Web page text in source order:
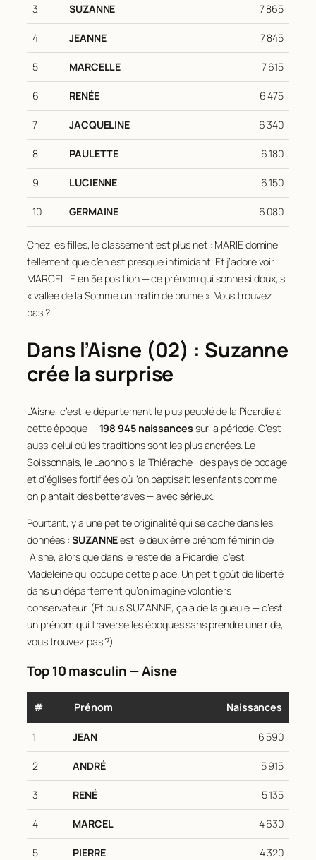
3 SUZANNE 7 865
4 JEANNE 7 845
5 MARCELLE 7 615
6 RENÉE 6 475
7 JACQUELINE 6 340
8 PAULETTE 6 180
9 LUCIENNE 6 150
10 GERMAINE 6 080
Chez les filles, le classement est plus net : MARIE domine
tellement que c’en est presque intimidant. Et j’adore voir
MARCELLE en 5e position — ce prénom qui sonne si doux, si
« vallée de la Somme un matin de brume ». Vous trouvez
pas ?
Dans l’Aisne (02) : Suzanne
crée la surprise
L’Aisne, c’est le département le plus peuplé de la Picardie à
cette époque —198 945 naissances sur la période. C’est
aussi celui où les traditions sont les plus ancrées. Le
Soissonnais, le Laonnois, la Thiérache : des pays de bocage
et d’églises fortifiées où l’on baptisait les enfants comme
on plantait des betteraves — avec sérieux.
Pourtant, y a une petite originalité qui se cache dans les
données :SUZANNEest le deuxième prénom féminin de
l’Aisne, alors que dans le reste de la Picardie, c’est
Madeleine qui occupe cette place. Un petit goût de liberté
dans un département qu’on imagine volontiers
conservateur. (Et puis SUZANNE, ça a de la gueule — c’est
un prénom qui traverse les époques sans prendre une ride,
vous trouvez pas ?)
Top 10 masculin — Aisne
# Prénom Naissances
1 JEAN 6 590
2 ANDRÉ 5 915
3 RENÉ 5 135
4 MARCEL 4 630
5 PIERRE 4 320